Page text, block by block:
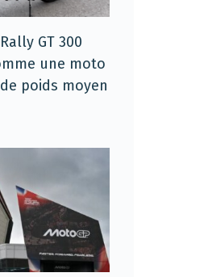
GT 300
une moto
poids moyen